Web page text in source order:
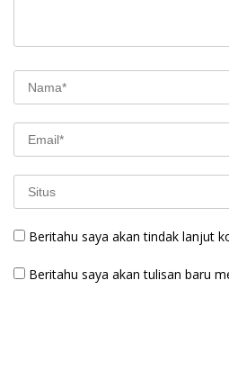
Beritahu saya akan tindak lanjut
Beritahu saya akan tulisan baru